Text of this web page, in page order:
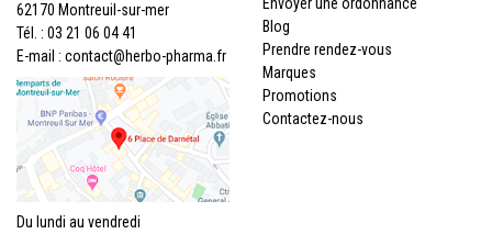
62170 Montreuil-sur-mer
Tél. : 03 21 06 04 41
E-mail : contact@herbo-pharma.fr
Du lundi au vendredi
Blog
Prendre rendez-vous
Marques
Promotions
Contactez-nous